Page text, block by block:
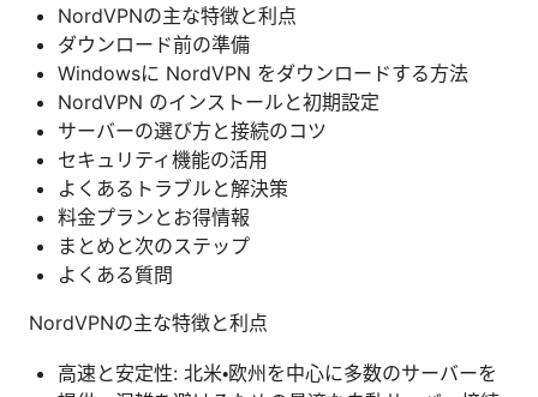
NordVPNの主な特徴と利点
ダウンロード前の準備
Windowsに NordVPN をダウンロードする方法
NordVPN のインストールと初期設定
サーバーの選び方と接続のコツ
セキュリティ機能の活用
よくあるトラブルと解決策
料金プランとお得情報
まとめと次のステップ
よくある質問
NordVPNの主な特徴と利点
高速と安定性: 北米・欧州を中心に多数のサーバーを